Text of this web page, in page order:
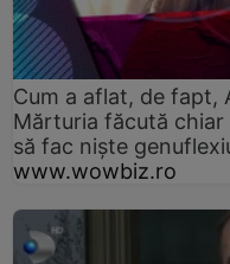
Cum a aflat, de fapt,
Mărturia făcută
să fac niște
www.wowbiz.ro